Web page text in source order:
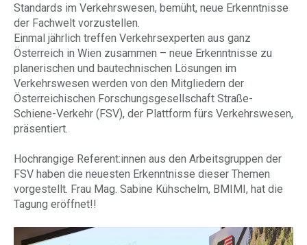
Standards im Verkehrswesen, bemüht, neue Erkenntnisse
der Fachwelt vorzustellen.
Einmal jährlich treffen Verkehrsexperten aus ganz
Österreich in Wien zusammen – neue Erkenntnisse zu
planerischen und bautechnischen Lösungen im
Verkehrswesen werden von den Mitgliedern der
Österreichischen Forschungsgesellschaft Straße-
Schiene-Verkehr (FSV), der Plattform fürs Verkehrswesen,
präsentiert.
Hochrangige Referent:innen aus den Arbeitsgruppen der
FSV haben die neuesten Erkenntnisse dieser Themen
vorgestellt. Frau Mag. Sabine Kühschelm, BMIMI, hat die
Tagung eröffnet!!